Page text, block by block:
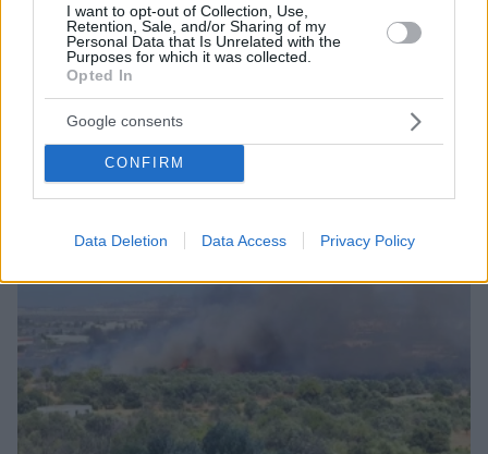
I want to opt-out of Collection, Use,
Retention, Sale, and/or Sharing of my
Personal Data that Is Unrelated with the
Purposes for which it was collected.
Opted In
Google consents
CONFIRM
Data Deletion Data Access Privacy Policy
Η Πολιτική Αεροπορία διαπίστωσε κενό στον νόμο
όταν ένας... απίθανος τύπος προσγείωσε το
ελικόπτερό του στο Σαρακήνικο με εκατοντάδες
λουόμενους - Παρέμβαση Εισαγγελέα